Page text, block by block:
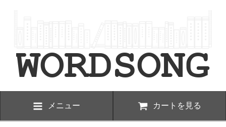
メニュー カートを見る